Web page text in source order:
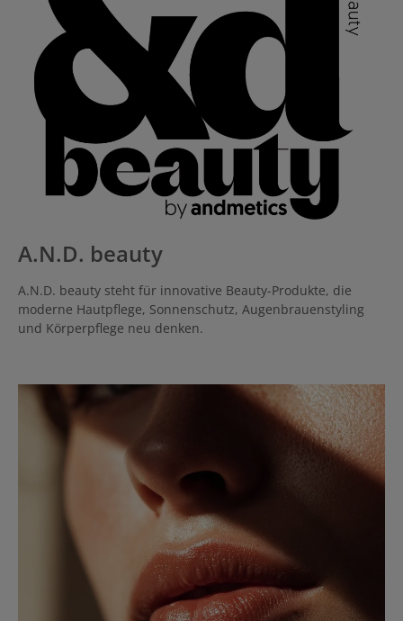
A.N.D. beauty
A.N.D. beauty steht für innovative Beauty-Produkte, die
moderne Hautpflege, Sonnenschutz, Augenbrauenstyling
und Körperpflege neu denken.